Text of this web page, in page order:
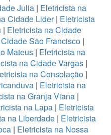
Julia | Eletricista na
Cidade Lider| Eletricista
| Eletricista na Cidade
São Francisco |
Mateus| Eletricista na
na Cidade Vargas |
na Consolação |
| Eletricista na
na Granja Viana|
na Lapa| Eletricista
na Liberdade | Eletricista
| Eletricista na Nossa